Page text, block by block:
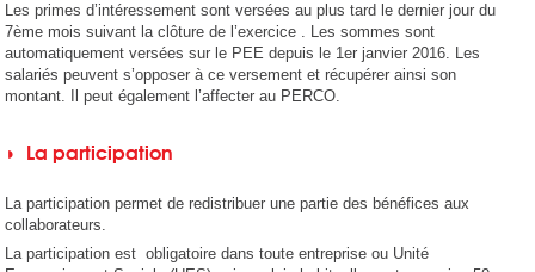
Les primes d’intéressement sont versées au plus tard le dernier jour du
7ème mois suivant la clôture de l’exercice . Les sommes sont
automatiquement versées sur le PEE depuis le 1er janvier 2016. Les
salariés peuvent s’opposer à ce versement et récupérer ainsi son
montant. Il peut également l’affecter au PERCO.
◗ La participation
La participation permet de redistribuer une partie des bénéfices aux
collaborateurs.
La participation est obligatoire dans toute entreprise ou Unité